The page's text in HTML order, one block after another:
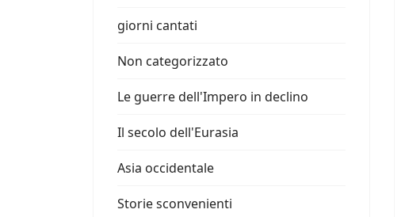
giorni cantati
Non categorizzato
Le guerre dell'Impero in declino
Il secolo dell'Eurasia
Asia occidentale
Storie sconvenienti